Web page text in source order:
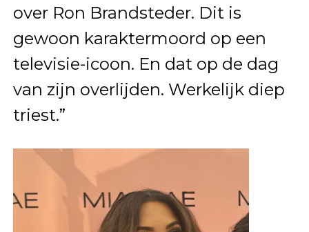
over Ron Brandsteder. Dit is
gewoon karaktermoord op een
televisie-icoon. En dat op de dag
van zijn overlijden. Werkelijk diep
triest.”